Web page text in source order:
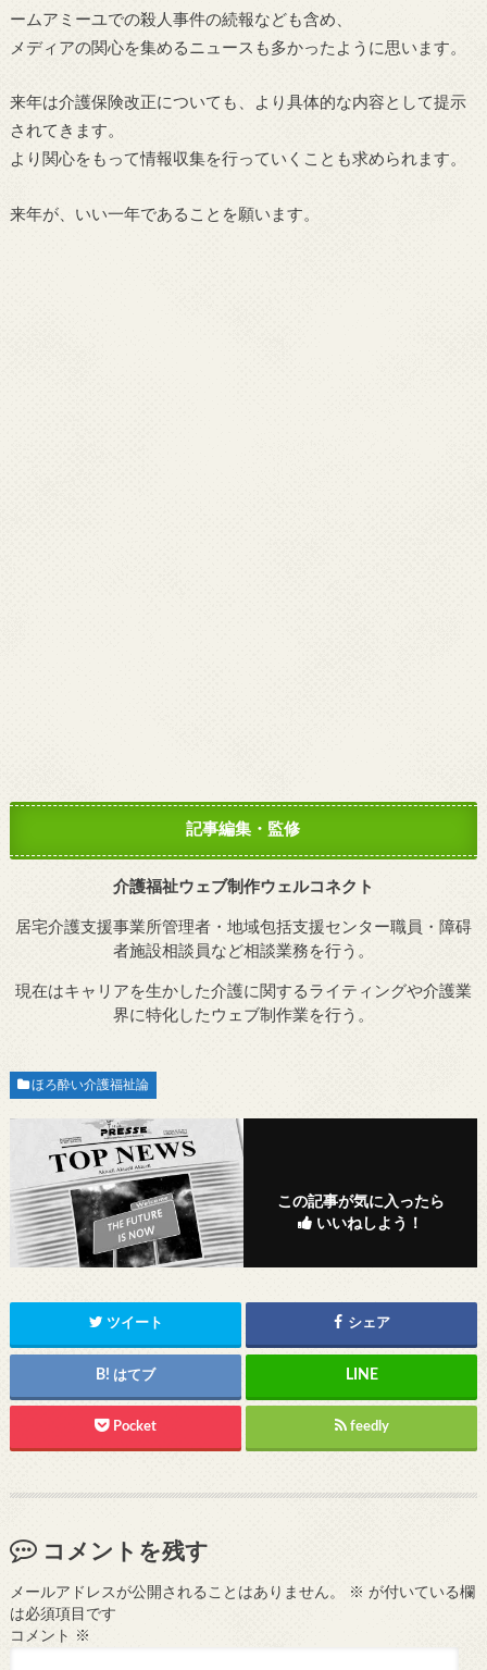
ームアミーユでの殺人事件の続報なども含め、
メディアの関心を集めるニュースも多かったように思います。
来年は介護保険改正についても、より具体的な内容として提示
されてきます。
より関心をもって情報収集を行っていくことも求められます。
来年が、いい一年であることを願います。
記事編集・監修
介護福祉ウェブ制作ウェルコネクト
居宅介護支援事業所管理者・地域包括支援センター職員・障碍
者施設相談員など相談業務を行う。
現在はキャリアを生かした介護に関するライティングや介護業
界に特化したウェブ制作業を行う。
ほろ酔い介護福祉論
この記事が気に入ったら
いいねしよう！
ツイート シェア
はてブ
Pocket feedly
コメントを残す
メールアドレスが公開されることはありません。 ※ が付いている欄
は必須項目です
コメント
※